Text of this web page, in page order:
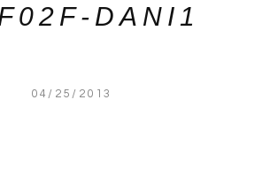
DANI1
04/25/2013